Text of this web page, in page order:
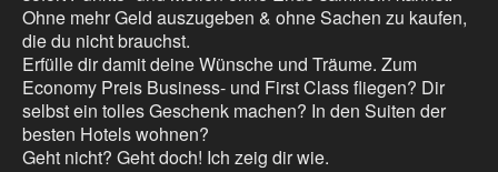
Ohne mehr Geld auszugeben & ohne Sachen zu kaufen,
die du nicht brauchst.
Erfülle dir damit deine Wünsche und Träume. Zum
Economy Preis Business- und First Class fliegen? Dir
selbst ein tolles Geschenk machen? In den Suiten der
besten Hotels wohnen?
Geht nicht? Geht doch! Ich zeig dir wie.